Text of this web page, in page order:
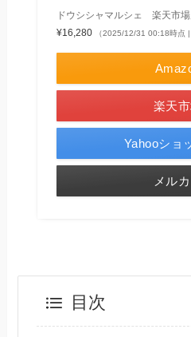
ドウシシャマルシェ 楽天市
¥16,280
（2025/12/31 00:18時点 |
楽天
Yahooショ
メルカ
目次